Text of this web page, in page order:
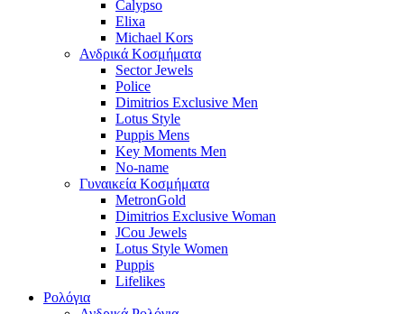
Calypso
Elixa
Michael Kors
Ανδρικά Κοσμήματα
Sector Jewels
Police
Dimitrios Exclusive Men
Lotus Style
Puppis Mens
Key Moments Men
No-name
Γυναικεία Κοσμήματα
MetronGold
Dimitrios Exclusive Woman
JCou Jewels
Lotus Style Women
Puppis
Lifelikes
Ρολόγια